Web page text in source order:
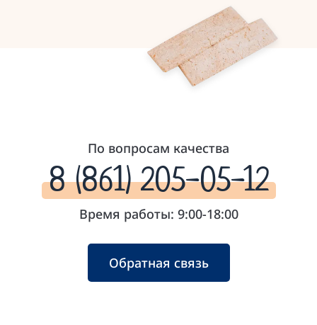
По вопросам качества
8 (861) 205-05-12
Время работы: 9:00-18:00
Обратная связь